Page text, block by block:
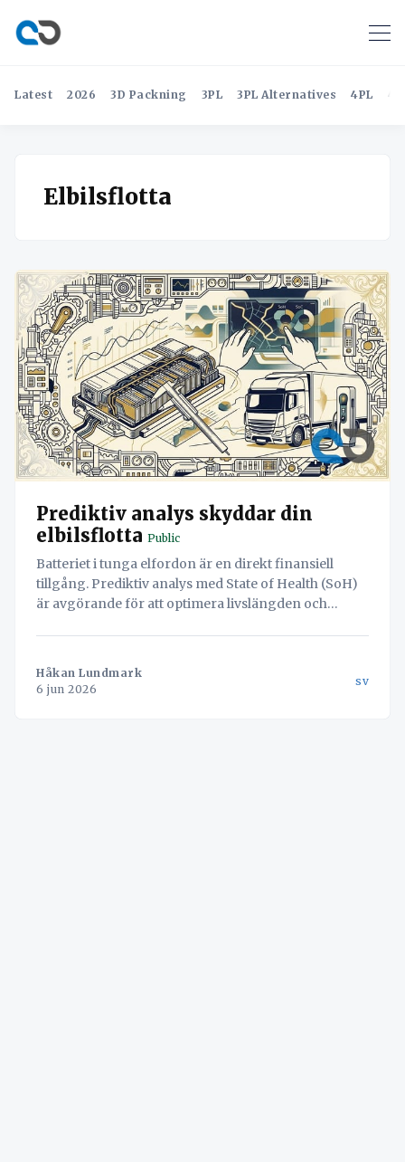
Latest 2026 3D Packning 3PL 3PL Alternatives 4PL
Elbilsflotta
Prediktiv analys skyddar din
elbilsflotta Public
Batteriet i tunga elfordon är en direkt finansiell
tillgång. Prediktiv analys med State of Health (SoH)
är avgörande för att optimera livslängden och
för att minska slitage och förlänga flottans
ekonomiska l
Håkan Lundmark
6 jun 2026
sv